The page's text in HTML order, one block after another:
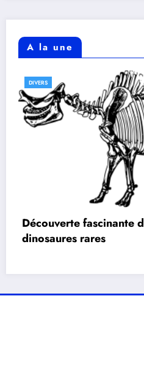
A la une
DIVERS
Découverte fascinante
dinosaures rares